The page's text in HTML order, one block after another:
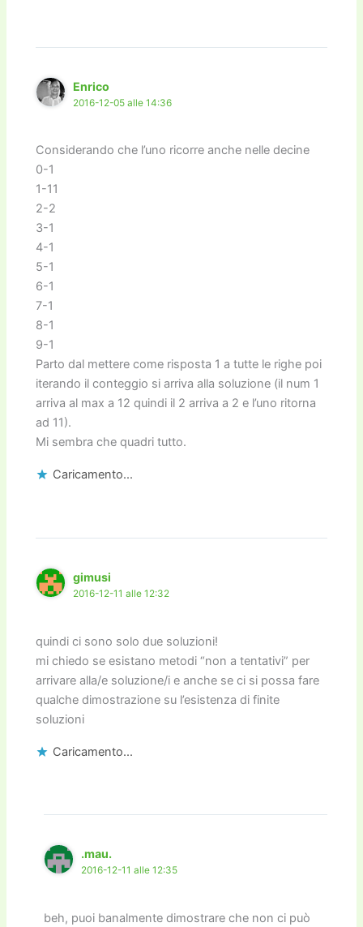
Enrico
2016-12-05 alle 14:36
Considerando che l’uno ricorre anche nelle decine
0-1
1-11
2-2
3-1
4-1
5-1
6-1
7-1
8-1
9-1
Parto dal mettere come risposta 1 a tutte le righe poi
iterando il conteggio si arriva alla soluzione (il num 1
arriva al max a 12 quindi il 2 arriva a 2 e l’uno ritorna
ad 11).
Mi sembra che quadri tutto.
Caricamento...
gimusi
2016-12-11 alle 12:32
quindi ci sono solo due soluzioni!
mi chiedo se esistano metodi “non a tentativi” per
arrivare alla/e soluzione/i e anche se ci si possa fare
qualche dimostrazione su l’esistenza di finite
soluzioni
Caricamento...
.mau.
2016-12-11 alle 12:35
beh, puoi banalmente dimostrare che non ci può